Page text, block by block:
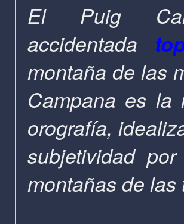
El Puig
accidentada
montaña de las
Campana es la
orografía,
subjetividad
montañas de las